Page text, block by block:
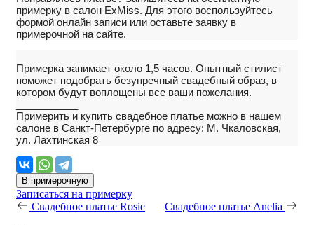
примерку в салон ExMiss. Для этого воспользуйтесь
формой онлайн записи или оставьте заявку в
примерочной на сайте.
Примерка занимает около 1,5 часов. Опытный стилист
поможет подобрать безупречный свадебный образ, в
котором будут воплощены все ваши пожелания.
Примерить и купить свадебное платье можно в нашем
салоне в Санкт-Петербурге по адресу: М. Чкаловская,
ул. Лахтинская 8
В примерочную
Записаться на примерку
Свадебное платье Rosie
Свадебное платье Anelia